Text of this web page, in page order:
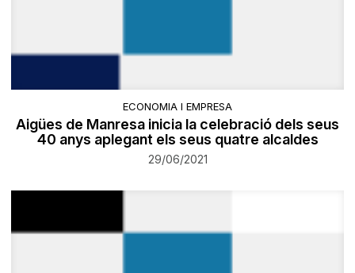
ECONOMIA I EMPRESA
Aigües de Manresa inicia la celebració dels seus
40 anys aplegant els seus quatre alcaldes
29/06/2021